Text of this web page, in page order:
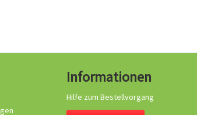
Informationen
Hilfe zum Bestellvorgang